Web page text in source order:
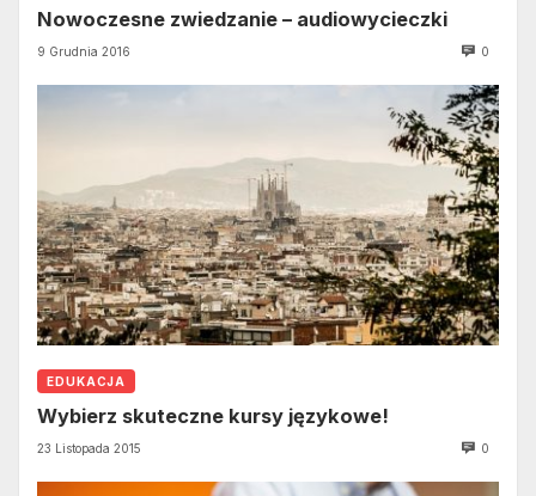
Nowoczesne zwiedzanie – audiowycieczki
9 Grudnia 2016 0
EDUKACJA
Wybierz skuteczne kursy językowe!
23 Listopada 2015 0